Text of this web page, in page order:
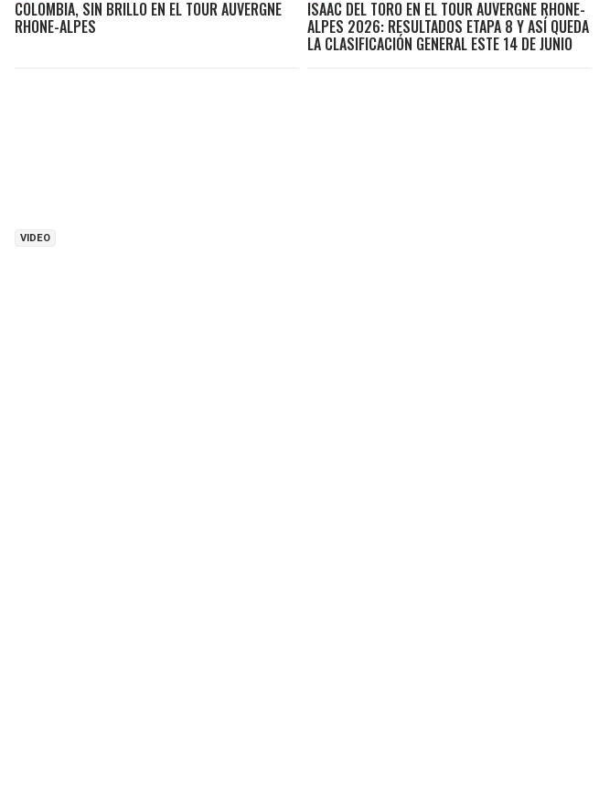
COLOMBIA, SIN BRILLO EN EL TOUR AUVERGNE
RHONE-ALPES
ISAAC DEL TORO EN EL TOUR AUVERGNE RHONE-
ALPES 2026: RESULTADOS ETAPA 8 Y ASÍ QUEDA
LA CLASIFICACIÓN GENERAL ESTE 14 DE JUNIO
VIDEO